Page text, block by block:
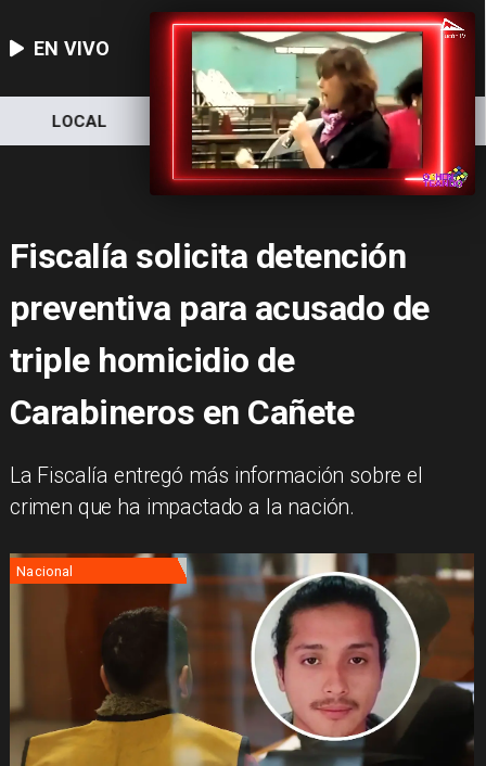
EN VIVO
LOCAL NACIONAL DEPORTES
Fiscalía solicita detención
preventiva para acusado de
triple homicidio de
Carabineros en Cañete
La Fiscalía entregó más información sobre el
crimen que ha impactado a la nación.
Nacional